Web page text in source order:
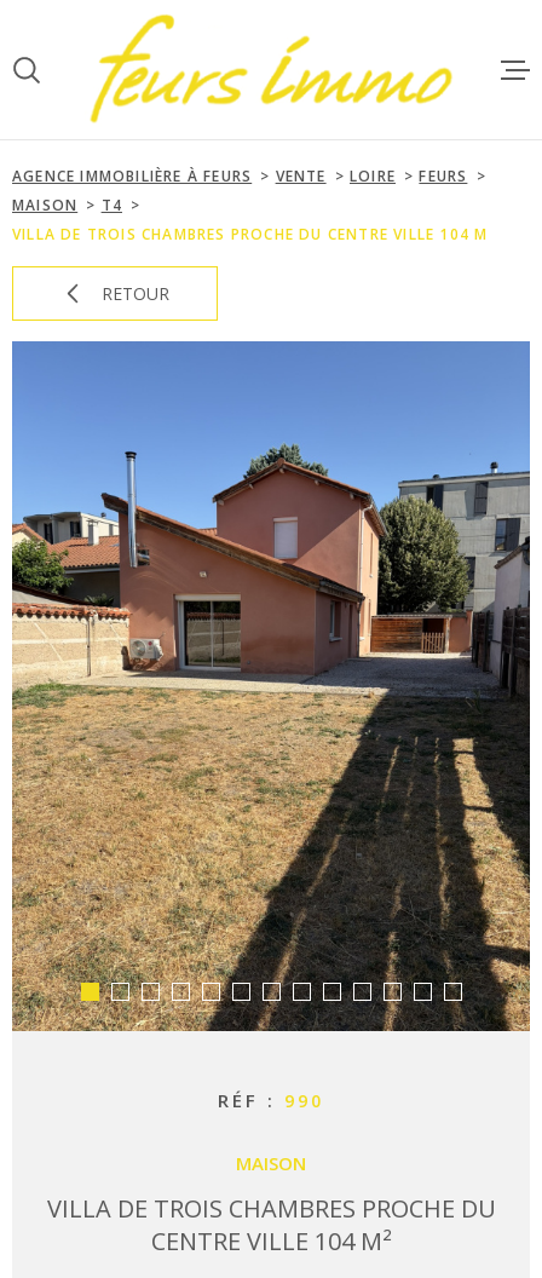
lamenu
contenu
VENTES
GESTION
ESTIMATION
ALERTE E-
CONTACT
AGENCE IMMOBILIÈRE À FEURS VENTE LOIRE
FEURS
MAISON
T4
VILLA DE TROIS CHAMBRES PROCHE DU CENTRE VILLE 104 M
RETOUR
RÉF : 990
MAISON
VILLA DE TROIS CHAMBRES PROCHE DU
CENTRE VILLE 104 M²